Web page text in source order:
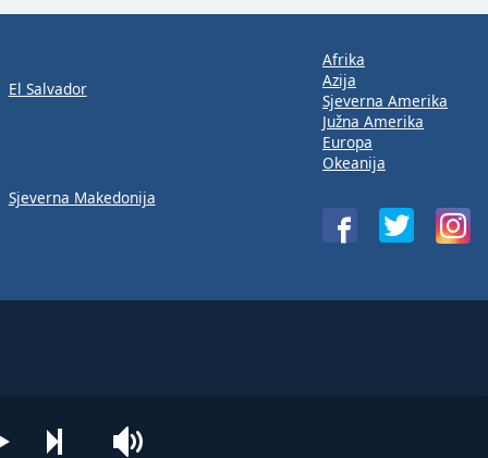
El Salvador
Sjeverna Makedonija
Afrika
Azija
Sjeverna Amerika
Južna Amerika
Europa
Okeanija